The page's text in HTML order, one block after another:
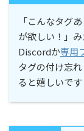
「こんなタグ
が欲しい！」み
Discordか専用
タグの付け忘
ると嬉しいです